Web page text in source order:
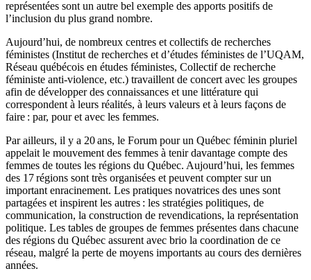
représentées sont un autre bel exemple des apports positifs de
l’inclusion du plus grand nombre.
Aujourd’hui, de nombreux centres et collectifs de recherches
féministes (Institut de recherches et d’études féministes de l’UQAM,
Réseau québécois en études féministes, Collectif de recherche
féministe anti-violence, etc.) travaillent de concert avec les groupes
afin de développer des connaissances et une littérature qui
correspondent à leurs réalités, à leurs valeurs et à leurs façons de
faire : par, pour et avec les femmes.
Par ailleurs, il y a 20 ans, le Forum pour un Québec féminin pluriel
appelait le mouvement des femmes à tenir davantage compte des
femmes de toutes les régions du Québec. Aujourd’hui, les femmes
des 17 régions sont très organisées et peuvent compter sur un
important enracinement. Les pratiques novatrices des unes sont
partagées et inspirent les autres : les stratégies politiques, de
communication, la construction de revendications, la représentation
politique. Les tables de groupes de femmes présentes dans chacune
des régions du Québec assurent avec brio la coordination de ce
réseau, malgré la perte de moyens importants au cours des dernières
années.